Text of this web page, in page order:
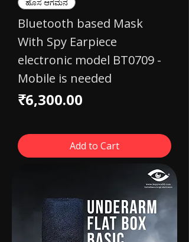
ಹೊಸ ಆಗಮನ
Bluetooth based Mask
With Spy Earpiece
electronic model BT0709 -
Mobile is needed
Price
₹6,300.00
Add to Cart